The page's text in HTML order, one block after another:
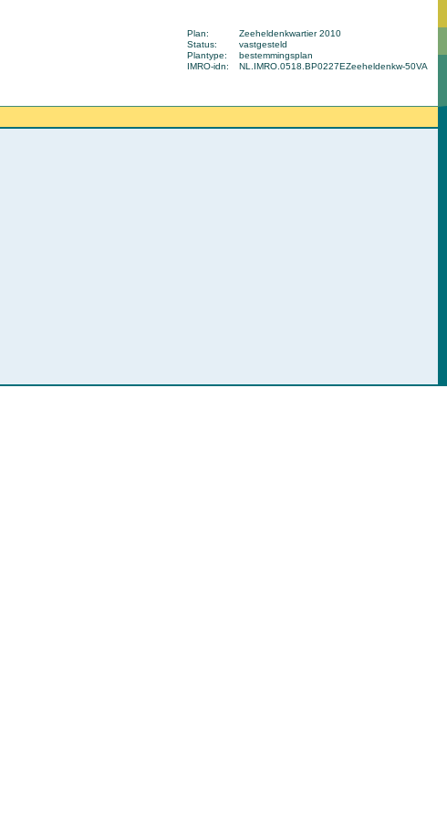
Plan:
Zeeheldenkwartier 2010
Status:
vastgesteld
Plantype:
bestemmingsplan
IMRO-idn:
NL.IMRO.0518.BP0227EZeeheldenkw-50VA